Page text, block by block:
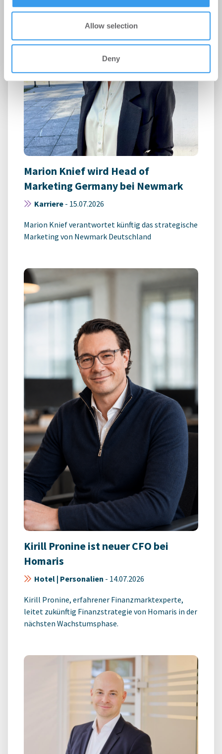
Allow selection
Deny
Marion Knief wird Head of
Marketing Germany bei Newmark
Karriere - 15.07.2026
Marion Knief verantwortet künftig das strategische
Marketing von Newmark Deutschland
Kirill Pronine ist neuer CFO bei
Homaris
Hotel | Personalien - 14.07.2026
Kirill Pronine, erfahrener Finanzmarktexperte,
leitet zukünftig Finanzstrategie von Homaris in der
nächsten Wachstumsphase.